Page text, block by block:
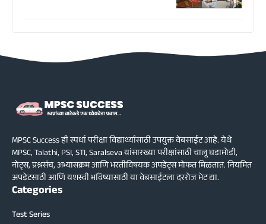
MPSC Success ही स्पर्धा परीक्षा विद्यार्थ्यांसाठी उपयुक्त वेबसाईट आहे. येथे
MPSC, Talathi, PSI, STI, Saralseva यांसारख्या परीक्षांसाठी चालू घडामोडी,
नोट्स, प्रश्नसंच, अभ्यासक्रम आणि भरतीविषयक अपडेट्स मोफत मिळतात. नियमित
अपडेटसाठी आणि यशस्वी भविष्यासाठी या वेबसाईटला दररोज भेट द्या.
Categories
Test Series